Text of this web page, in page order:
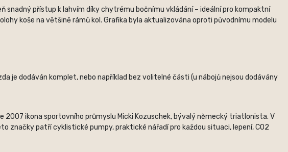
přístup k lahvím díky chytrému bočnímu vkládání – ideální pro kompaktní
koše na většině rámů kol. Grafika byla aktualizována oproti původnímu modelu
je dodáván komplet, nebo například bez volitelné části (u nábojů nejsou dodávány
ikona sportovního průmyslu Micki Kozuschek, bývalý německý triatlonista. V
patří cyklistické pumpy, praktické nářadí pro každou situaci, lepení, CO2